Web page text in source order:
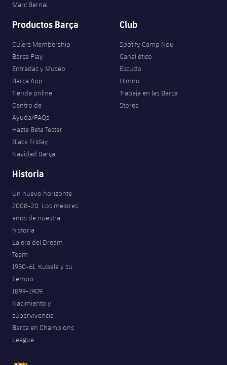
Marc Bernal
Productos Barça
Culers Membership
Barça Play
Entradas y Museo
Barça App
Tienda online
Centro de
Ayuda/FAQs
Hazte Beta Tester
Black Friday
Navidad Barça
Club
Spotify Camp Nou
Canal ético
Escudo
Himno
Trabaja en las Barça
Stores
Historia
Un nuevo horizonte
2008-20. Los mejores
años de nuestra
historia
La era del Dream
Team
1950-61. Kubala y su
tiempo
1899-1909.
Nacimiento y
supervivencia
Barça en Champions
League